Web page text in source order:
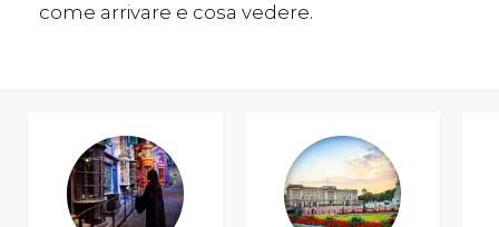
come arrivare e cosa vedere.